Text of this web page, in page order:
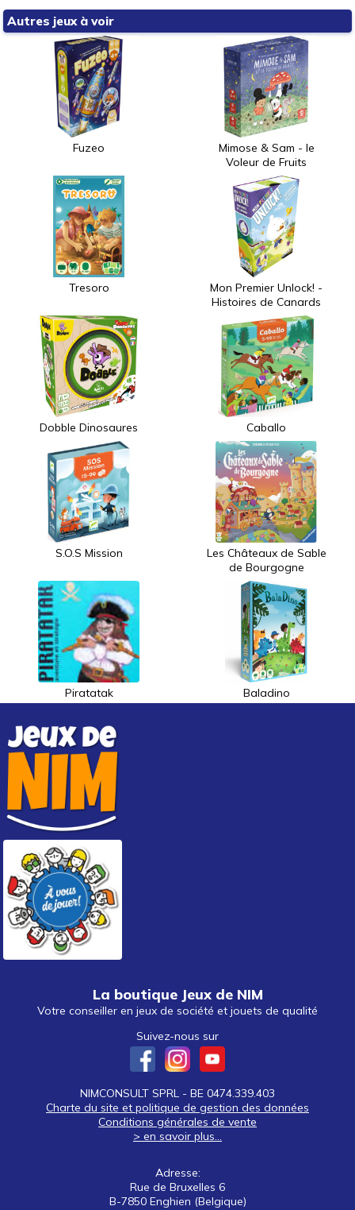
Autres jeux à voir
Fuzeo
Mimose & Sam - le
Voleur de Fruits
Tresoro
Mon Premier Unlock! -
Histoires de Canards
Dobble Dinosaures Caballo
S.O.S Mission
Les Châteaux de Sable
de Bourgogne
Piratatak Baladino
La boutique Jeux de NIM
Votre conseiller en jeux de société et jouets de qualité
Suivez-nous sur
NIMCONSULT SPRL - BE 0474.339.403
Charte du site et politique de gestion des données
Conditions générales de vente
> en savoir plus...
Adresse:
Rue de Bruxelles 6
B-7850 Enghien (Belgique)